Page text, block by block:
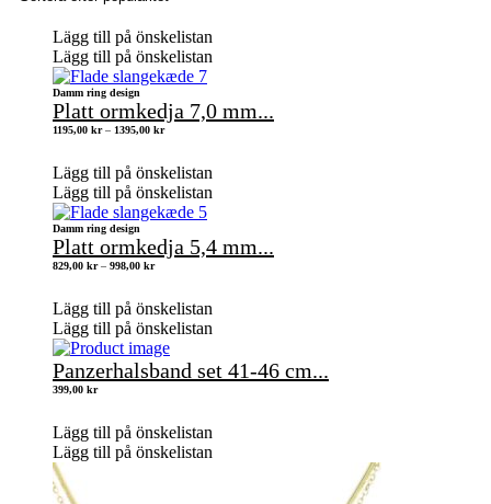
Lägg till på önskelistan
Lägg till på önskelistan
Damm ring design
Platt ormkedja 7,0 mm...
1195,00 kr – 1395,00 krPrisintervall:
1395,00 kr
Lägg till på önskelistan
Lägg till på önskelistan
Damm ring design
Platt ormkedja 5,4 mm...
829,00 kr – 998,00 krPrisintervall:
998,00 kr
Lägg till på önskelistan
Lägg till på önskelistan
Panzerhalsband set 41-46 cm...
399,00 kr
Lägg till på önskelistan
Lägg till på önskelistan